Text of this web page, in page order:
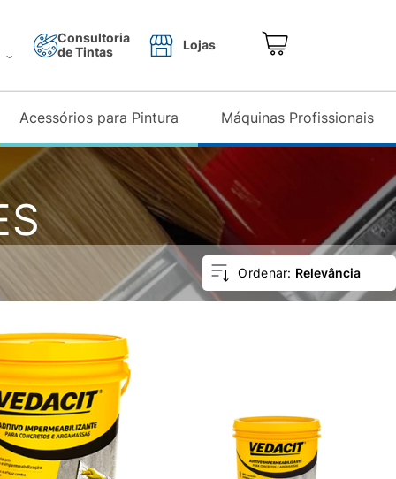
Consultoria
de Tintas
Lojas
Acessórios para Pintura Máquinas Profissionais
Relevância